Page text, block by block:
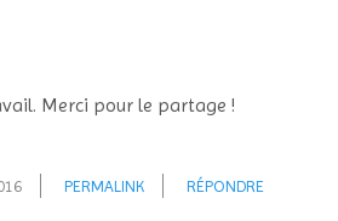
Merci pour le partage !
PERMALINK RÉPONDRE